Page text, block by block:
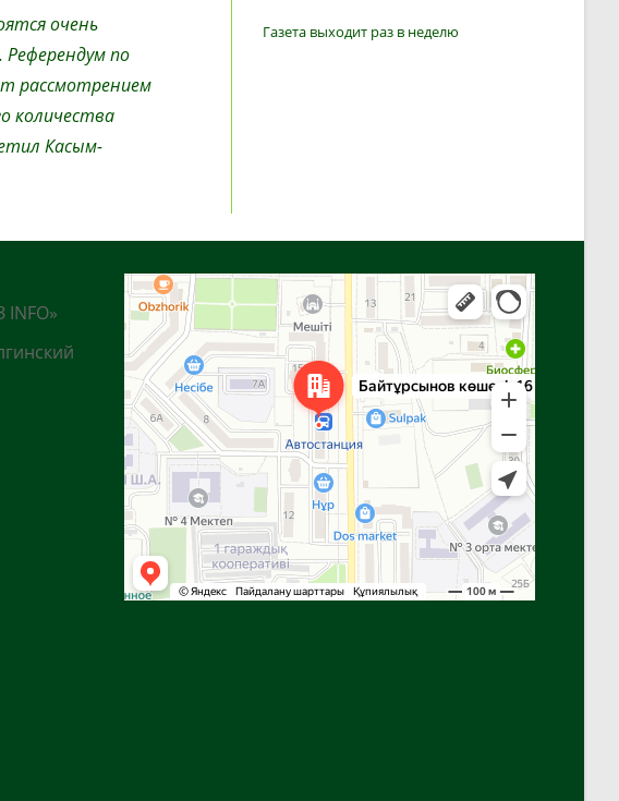
очень
по
рассмотрением
количества
Касым-
Газета выходит раз в неделю
Алга
Улица Байтурсынова, 16 — Яндекс Карты